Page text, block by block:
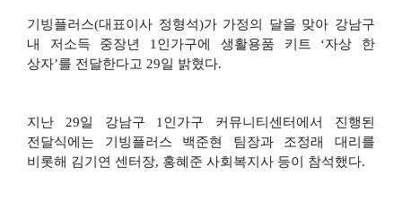
기빙플러스(대표이사 정형석)가 가정의 달을 맞아 강남구
내 저소득 중장년
1 인가구에 생활용품 키트 ‘자상 한
상자’를 전달한다고 29일 밝혔다.
지난 29일 강남구 1인가구 커뮤니티센터에서 진행된
전달식에는 기빙플러스 백준현 팀장과 조정래 대리를
비롯해 김기연 센터장, 홍혜준 사회복지사 등이 참석했다.